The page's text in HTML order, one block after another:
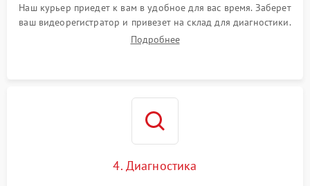
Наш курьер приедет к вам в удобное для вас время. Заберет
ваш видеорегистратор и привезет на склад для диагностики.
Подробнее
4. Диагностика